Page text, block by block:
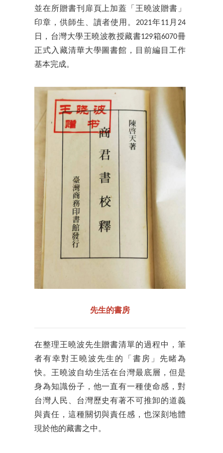
並在所贈書刊扉頁上加蓋「王曉波贈書」
印章，供師生、讀者使用。2021年11月24
日，台灣大學王曉波教授藏書129箱6070冊
正式入藏清華大學圖書館，目前編目工作
基本完成。
先生的書房
在整理王曉波先生贈書清單的過程中，筆
者有幸對王曉波先生的「書房」先睹為
快。王曉波自幼生活在台灣最底層，但是
身為知識份子，他一直有一種使命感，對
台灣人民、台灣歷史有著不可推卸的道義
與責任，這種關切與責任感，也深刻地體
現於他的藏書之中。